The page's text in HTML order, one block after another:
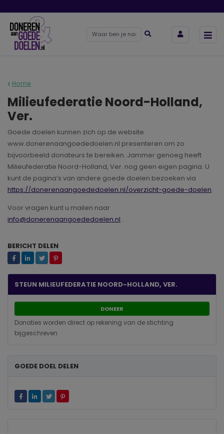
Home
Milieufederatie Noord-Holland,
Ver.
Goede doelen kunnen zich op de website
www.donerenaangoededoelen.nl presenteren om zo
bijvoorbeeld donateurs te bereiken. Jammer genoeg heeft
Milieufederatie Noord-Holland, Ver. nog geen eigen pagina. U
kunt de pagina’s van andere goede doelen bezoeken via
https://donerenaangoededoelen.nl/overzicht-goede-doelen.
Voor vragen kunt u mailen naar
info@donerenaangoededoelen.nl .
BERICHT DELEN
STEUN MILIEUFEDERATIE NOORD-HOLLAND, VER.
DONEER
Donaties worden direct op rekening van de stichting
bijgeschreven
GOEDE DOEL DELEN